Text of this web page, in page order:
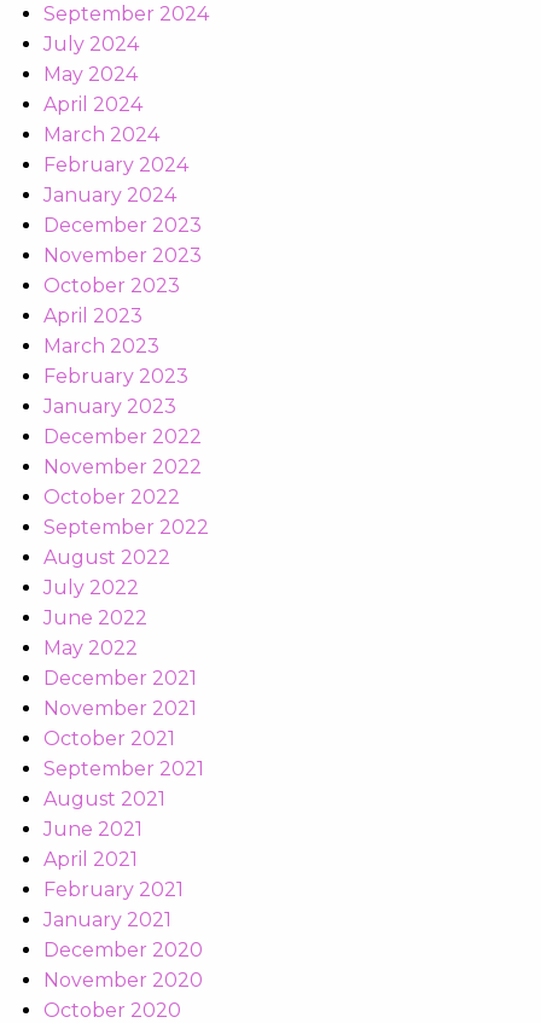
September 2024
July 2024
May 2024
April 2024
March 2024
February 2024
January 2024
December 2023
November 2023
October 2023
April 2023
March 2023
February 2023
January 2023
December 2022
November 2022
October 2022
September 2022
August 2022
July 2022
June 2022
May 2022
December 2021
November 2021
October 2021
September 2021
August 2021
June 2021
April 2021
February 2021
January 2021
December 2020
November 2020
October 2020